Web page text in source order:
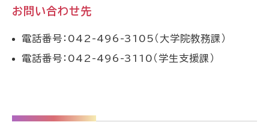
お問い合わせ先
電話番号：042-496-3105（大学院教務課）
電話番号：042-496-3110（学生支援課）